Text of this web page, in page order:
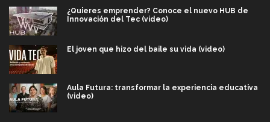
¿Quieres emprender? Conoce el nuevo HUB de
Innovación del Tec (video)
El joven que hizo del baile su vida (video)
Aula Futura: transformar la experiencia educativa
(video)